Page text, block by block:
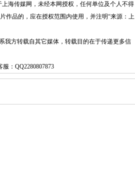
海传媒网，未经本网授权，任何单位及个人不得
作品的，应在授权范围内使用，并注明“来源：上
我方转载自其它媒体，转载目的在于传递更多信
： QQ2280807873